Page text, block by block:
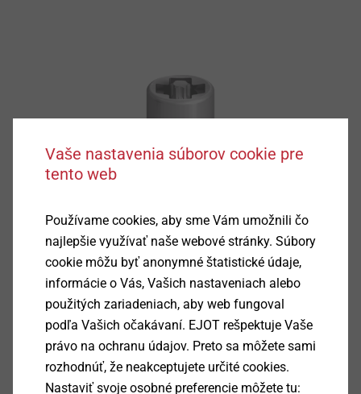
Vaše nastavenia súborov cookie pre
tento web
Používame cookies, aby sme Vám umožnili čo
najlepšie využívať naše webové stránky. Súbory
cookie môžu byť anonymné štatistické údaje,
informácie o Vás, Vašich nastaveniach alebo
použitých zariadeniach, aby web fungoval
podľa Vašich očakávaní. EJOT rešpektuje Vaše
právo na ochranu údajov. Preto sa môžete sami
rozhodnúť, že neakceptujete určité cookies.
Nastaviť svoje osobné preferencie môžete tu: